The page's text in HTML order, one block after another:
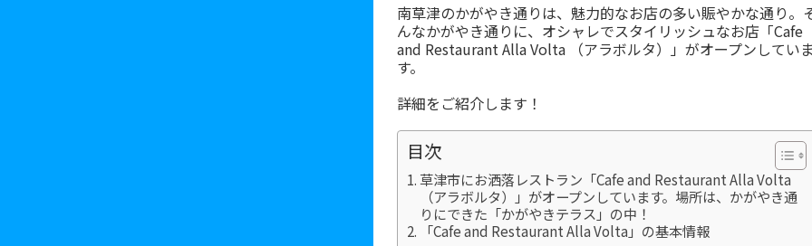
南草津のかがやき通りは、魅力的なお店の多い賑やかな通り。
んなかがやき通りに、オシャレでスタイリッシュなお店「Cafe
and Restaurant Alla Volta （アラボルタ）」がオープンしてい
す。
詳細をご紹介します！
目次
草津市にお洒落レストラン「Cafe and Restaurant Alla Volta
（アラボルタ）」がオープンしています。場所は、かがやき通
りにできた「かがやきテラス」の中！
「Cafe and Restaurant Alla Volta」の基本情報